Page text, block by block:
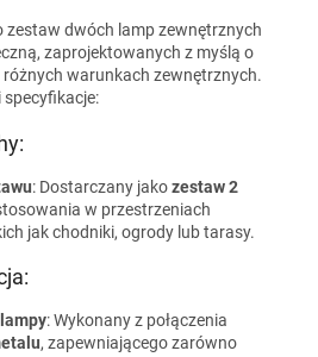
zestaw dwóch lamp zewnętrznych
zaprojektowanych z myślą o
warunkach zewnętrznych.
specyfikacje:
: Dostarczany jakozestaw 2
w przestrzeniach
jak chodniki, ogrody lub tarasy.
: Wykonany z połączenia
, zapewniającego zarówno